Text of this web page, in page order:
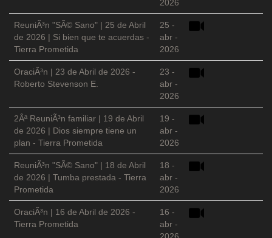
2026
ReuniÃ³n "SÃ© Sano" | 25 de Abril
de 2026 | Si bien que te acuerdas -
Tierra Prometida
25 -
abr -
2026
OraciÃ³n | 23 de Abril de 2026 -
Roberto Stevenson E.
23 -
abr -
2026
2Âª ReuniÃ³n familiar | 19 de Abril
de 2026 | Dios siempre tiene un
plan - Tierra Prometida
19 -
abr -
2026
ReuniÃ³n "SÃ© Sano" | 18 de Abril
de 2026 | Tumba prestada - Tierra
Prometida
18 -
abr -
2026
OraciÃ³n | 16 de Abril de 2026 -
Tierra Prometida
16 -
abr -